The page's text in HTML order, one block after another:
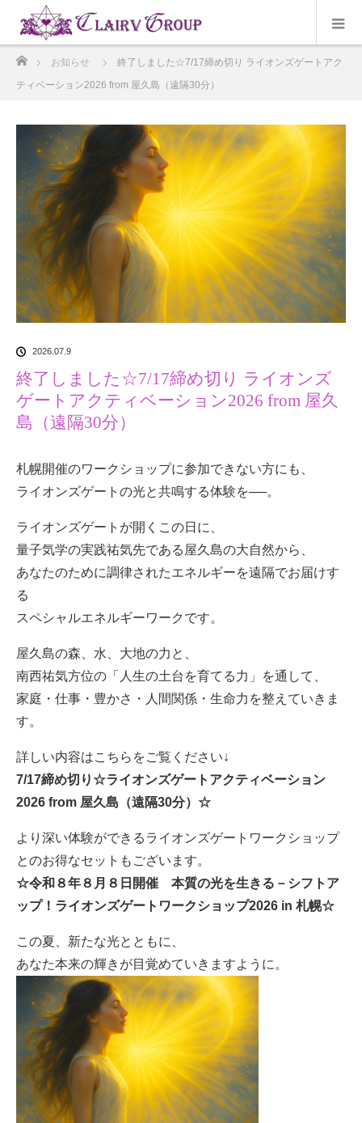
ホーム
お知らせ
終了しました☆7/17締め切り ライオンズゲートアク
ティベーション2026 from 屋久島（遠隔30分）
2026.07.9
終了しました☆7/17締め切り ライオンズ
ゲートアクティベーション2026 from 屋久
島（遠隔30分）
札幌開催のワークショップに参加できない方にも、
ライオンズゲートの光と共鳴する体験を──。
ライオンズゲートが開くこの日に、
量子気学の実践祐気先である屋久島の大自然から、
あなたのために調律されたエネルギーを遠隔でお届けす
る
スペシャルエネルギーワークです。
屋久島の森、水、大地の力と、
南西祐気方位の「人生の土台を育てる力」を通して、
家庭・仕事・豊かさ・人間関係・生命力を整えていきま
す。
詳しい内容はこちらをご覧ください↓
7/17締め切り☆ライオンズゲートアクティベーション
2026 from 屋久島（遠隔30分）☆
より深い体験ができるライオンズゲートワークショップ
とのお得なセットもございます。
☆令和８年８月８日開催 本質の光を生きる－シフトア
ップ！ライオンズゲートワークショップ2026 in 札幌☆
この夏、新たな光とともに、
あなた本来の輝きが目覚めていきますように。